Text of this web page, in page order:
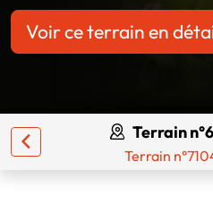
Voir ce terrain en
Terrain
Terrain